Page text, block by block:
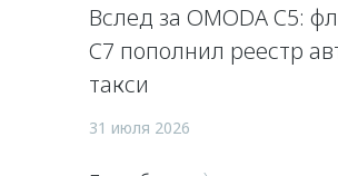
Вслед за OMODA C5:
C7 пополнил реестр
такси
31 июля 2026